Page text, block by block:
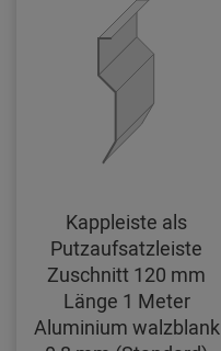
Kappleiste als
Putzaufsatzleiste
Zuschnitt 120 mm
Länge 1 Meter
Aluminium walzblank